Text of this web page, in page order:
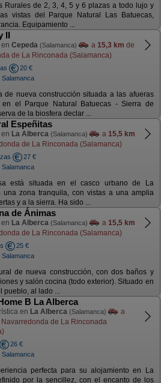
Rurales de 2, 3, 4, 5 y 6 plazas a todo lujo y
vistas del Parque Natural Las Batuecas,
Equipamiento ...
II
Cepeda (Salamanca) a 15,3 km de
de La Rinconada (Salamanca)
20 €
de nueva construcción situada a las afueras
el Parque Natural Batuecas - Sierra de
de la biosfera declar ...
Espeñitas
La Alberca (Salamanca) a 15,5 km
de La Rinconada (Salamanca)
27 €
está situada en el casco urbano de La
una zona tranquila, con vistas a una amplia
y a la sierra. Ha sido ...
de Ánimas
La Alberca (Salamanca) a 15,5 km
de La Rinconada (Salamanca)
25 €
de nueva construcción, con dos baños y
y salón cocina (todo exterior). Situado en
pueblo, al lado ...
B La Alberca
en La Alberca (Salamanca)
a
de La Rinconada
26 €
perfecta para su alojamiento en La
por la sencillez, con el encanto de los